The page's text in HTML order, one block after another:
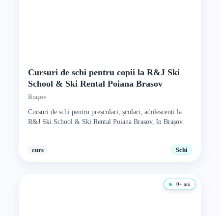
Cursuri de schi pentru copii la R&J Ski
School & Ski Rental Poiana Brasov
Brașov
Cursuri de schi pentru preșcolari, școlari, adolescenți la
R&J Ski School & Ski Rental Poiana Brasov, în Brașov.
curs Schi
0+ ani